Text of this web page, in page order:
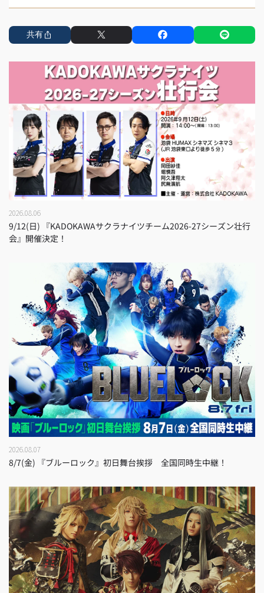
共有
2026.08.06
9/12(日) 『KADOKAWAサクラナイツチーム2026-27シーズン壮行
会』開催決定！
2026.08.07
8/7(金) 『ブルーロック』初日舞台挨拶 全国同時生中継！